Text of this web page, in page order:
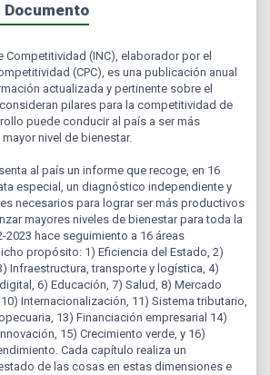
Competitividad (INC), elaborador por el
(CPC), es una publicación anual
actualizada y pertinente sobre el
pilares para la competitividad de
puede conducir al país a ser más
nivel de bienestar.
al país un informe que recoge, en 16
especial, un diagnóstico independiente y
necesarios para lograr ser más productivos
mayores niveles de bienestar para toda la
2023 hace seguimiento a 16 áreas
propósito: 1) Eficiencia del Estado, 2)
Infraestructura, transporte y logística, 4)
6) Educación, 7) Salud, 8) Mercado
Internacionalización, 11) Sistema tributario,
13) Financiación empresarial 14)
15) Crecimiento verde, y 16)
Cada capítulo realiza un
de las cosas en estas dimensiones e